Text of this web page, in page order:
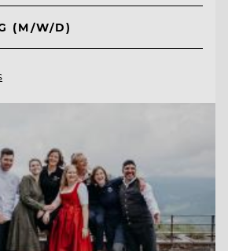
(M/W/D)